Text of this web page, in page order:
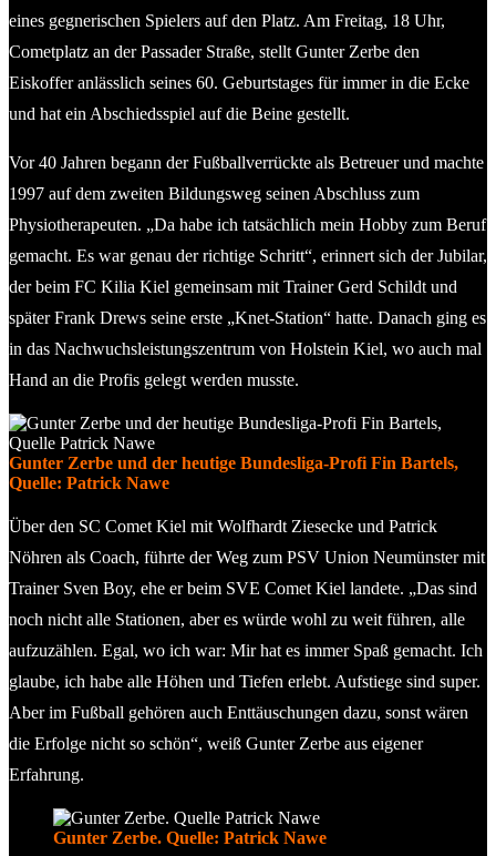
eines gegnerischen Spielers auf den Platz. Am Freitag, 18 Uhr,
Cometplatz an der Passader Straße, stellt Gunter Zerbe den
Eiskoffer anlässlich seines 60. Geburtstages für immer in die Ecke
und hat ein Abschiedsspiel auf die Beine gestellt.
Vor 40 Jahren begann der Fußballverrückte als Betreuer und machte
1997 auf dem zweiten Bildungsweg seinen Abschluss zum
Physiotherapeuten. „Da habe ich tatsächlich mein Hobby zum Beruf
gemacht. Es war genau der richtige Schritt“, erinnert sich der Jubilar,
der beim FC Kilia Kiel gemeinsam mit Trainer Gerd Schildt und
später Frank Drews seine erste „Knet-Station“ hatte. Danach ging es
in das Nachwuchsleistungszentrum von Holstein Kiel, wo auch mal
Hand an die Profis gelegt werden musste.
Gunter Zerbe und der heutige Bundesliga-Profi Fin Bartels,
Quelle: Patrick Nawe
Über den SC Comet Kiel mit Wolfhardt Ziesecke und Patrick
Nöhren als Coach, führte der Weg zum PSV Union Neumünster mit
Trainer Sven Boy, ehe er beim SVE Comet Kiel landete. „Das sind
noch nicht alle Stationen, aber es würde wohl zu weit führen, alle
aufzuzählen. Egal, wo ich war: Mir hat es immer Spaß gemacht. Ich
glaube, ich habe alle Höhen und Tiefen erlebt. Aufstiege sind super.
Aber im Fußball gehören auch Enttäuschungen dazu, sonst wären
die Erfolge nicht so schön“, weiß Gunter Zerbe aus eigener
Erfahrung.
Gunter Zerbe. Quelle: Patrick Nawe